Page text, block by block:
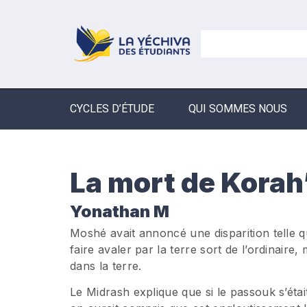
CYCLES D’ÉTUDE QUI SOMMES NOUS
La mort de
Yonathan M
Moshé avait annoncé une disparition telle
faire avaler par la terre sort de l’ordinaire,
dans la terre.
Le Midrash explique que si le passouk